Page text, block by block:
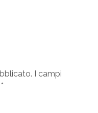
I campi
*